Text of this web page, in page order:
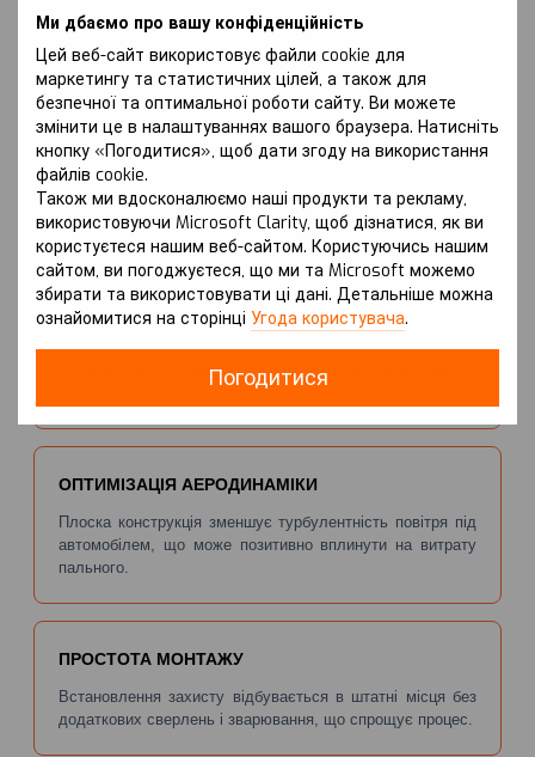
Ми дбаємо про вашу конфіденційність
Цей веб-сайт використовує файли cookie для
маркетингу та статистичних цілей, а також для
безпечної та оптимальної роботи сайту. Ви можете
змінити це в налаштуваннях вашого браузера. Натисніть
кнопку «Погодитися», щоб дати згоду на використання
файлів cookie.
Також ми вдосконалюємо наші продукти та рекламу,
використовуючи Microsoft Clarity, щоб дізнатися, як ви
користуєтеся нашим веб-сайтом. Користуючись нашим
сайтом, ви погоджуєтеся, що ми та Microsoft можемо
збирати та використовувати ці дані. Детальніше можна
ознайомитися на сторінці Угода користувача.
Погодитися
ПЕРЕВАГИ
НАДІЙНИЙ ЗАХИСТ ДВИГУНА
Захист Kolchuga® запобігає механічним пошкодженням
картера двигуна при ударах, що може призвести до
втрати масла.
ЗНИЖЕННЯ РИЗИКУ КОРОЗІЇ
Антикорозійні покриття забезпечують тривалий захист
від корозії, що продовжує термін служби захисту.
ОПТИМІЗАЦІЯ АЕРОДИНАМІКИ
Плоска конструкція зменшує турбулентність повітря під
автомобілем, що може позитивно вплинути на витрату
пального.
ПРОСТОТА МОНТАЖУ
Встановлення захисту відбувається в штатні місця без
додаткових сверлень і зварювання, що спрощує процес.